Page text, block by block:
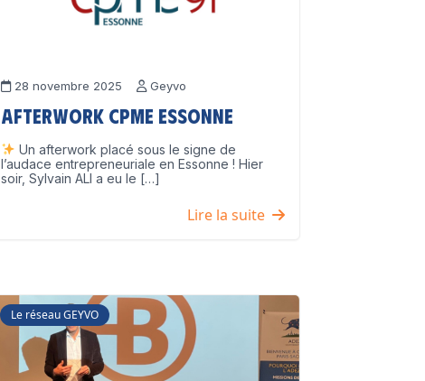
28 novembre 2025 Geyvo
Afterwork CPME Essonne
Un afterwork placé sous le signe de
l’audace entrepreneuriale en Essonne ! Hier
soir, Sylvain ALI a eu le […]
Lire la suite
Le réseau GEYVO